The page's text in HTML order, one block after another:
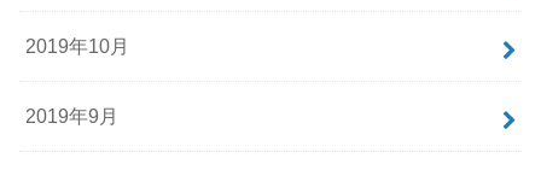
2019年10月
2019年9月